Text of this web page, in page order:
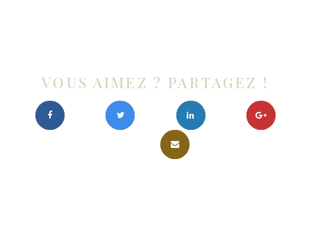
VOUS AIMEZ ? PARTAGEZ !